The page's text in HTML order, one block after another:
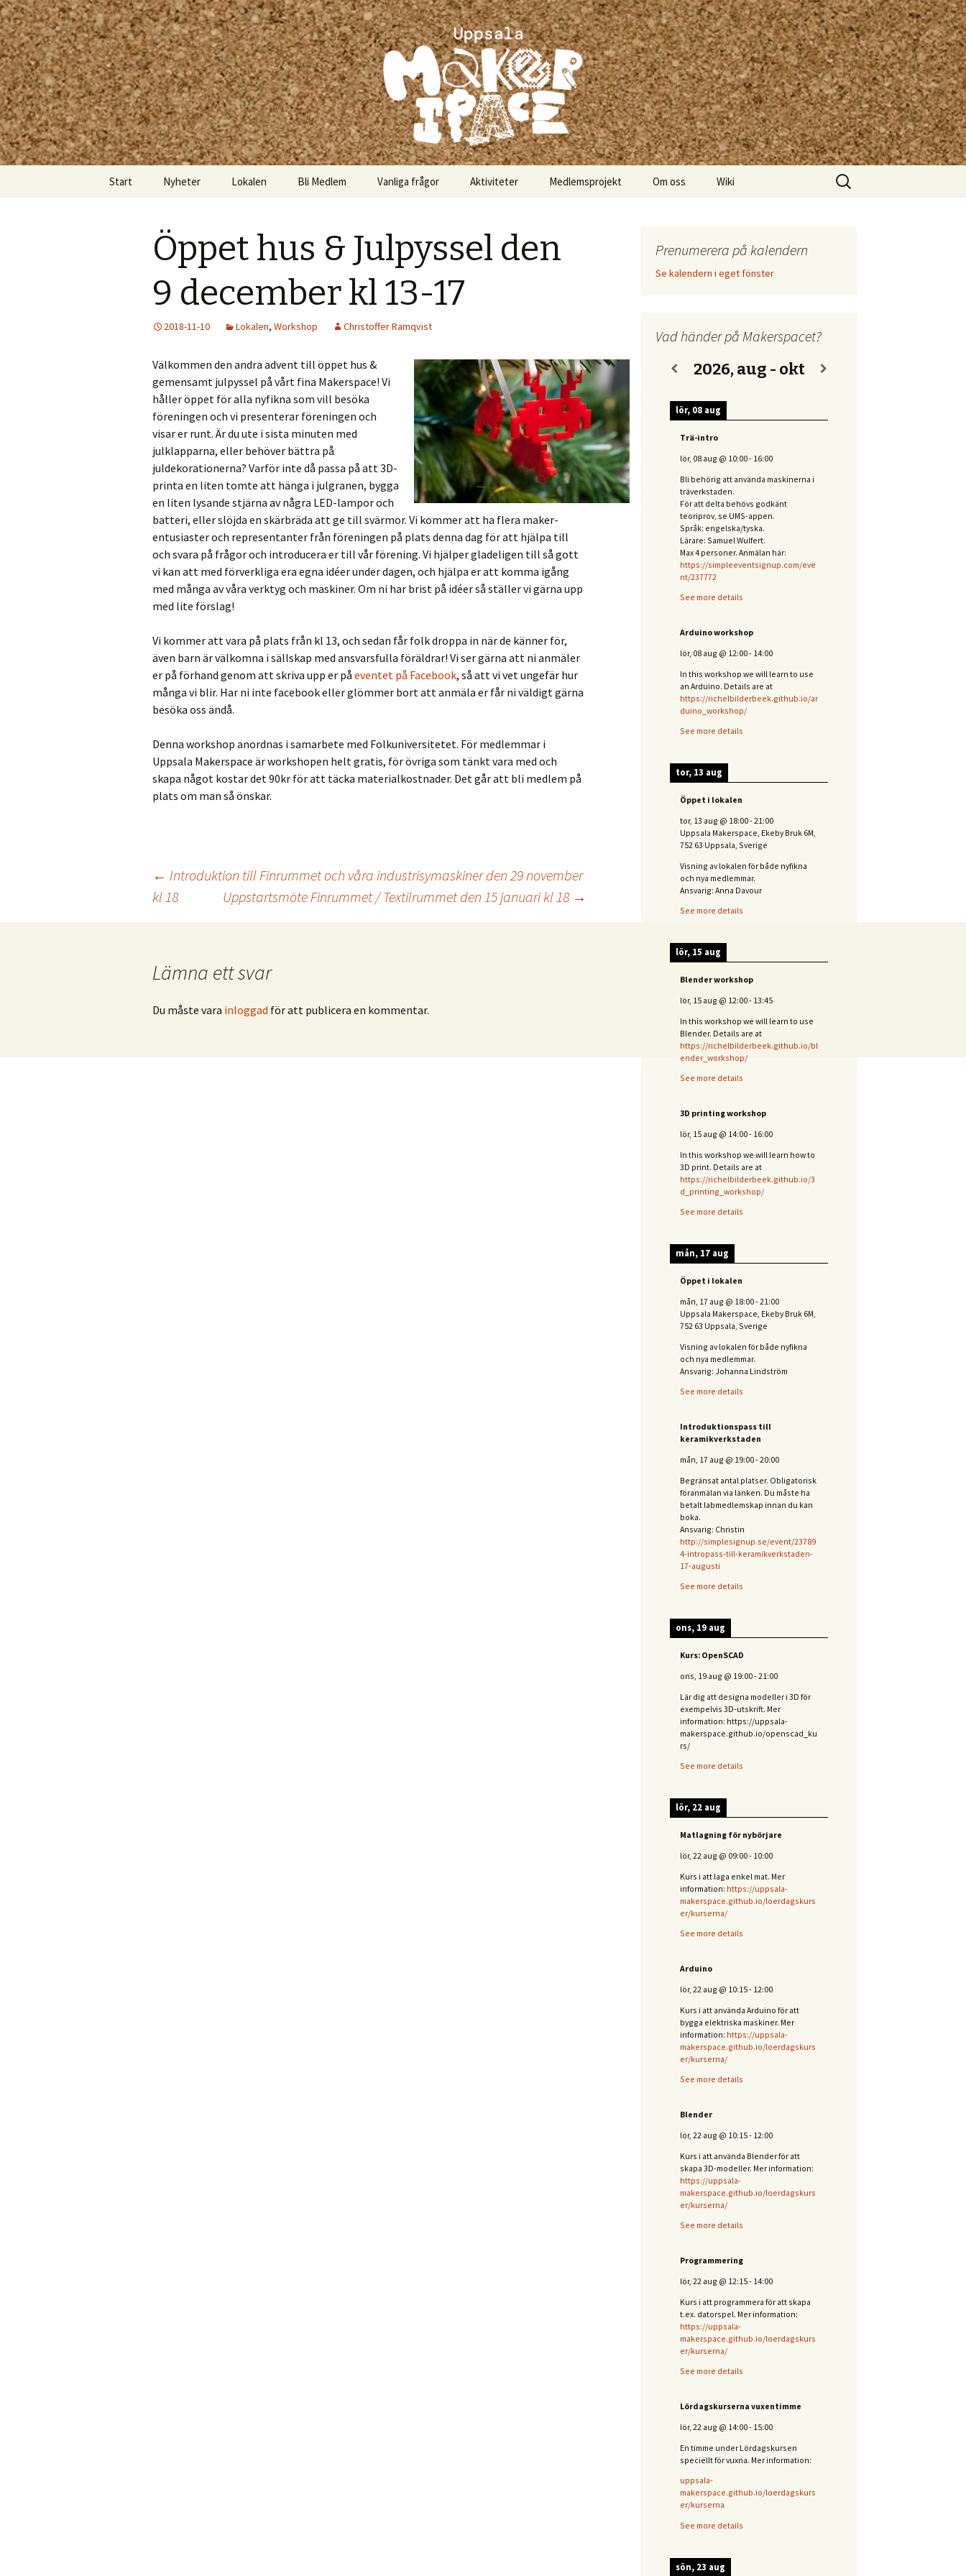
Uppsala Makerspace
Kom och skapa i Uppsala!
Start Nyheter Lokalen Bli Medlem Vanliga frågor Aktiviteter Medlemsprojekt Om oss Wiki
Sök
efter:
Öppet hus & Julpyssel den
9 december kl 13-17
2018-11-10 Lokalen, Workshop Christoffer Ramqvist
Välkommen den andra advent till öppet hus &
gemensamt julpyssel på vårt fina Makerspace! Vi
håller öppet för alla nyfikna som vill besöka
föreningen och vi presenterar föreningen och
visar er runt. Är du ute i sista minuten med
julklapparna, eller behöver bättra på
juldekorationerna? Varför inte då passa på att 3D-
printa en liten tomte att hänga i julgranen, bygga
en liten lysande stjärna av några LED-lampor och
batteri, eller slöjda en skärbräda att ge till svärmor. Vi kommer att ha flera maker-
entusiaster och representanter från föreningen på plats denna dag för att hjälpa till
och svara på frågor och introducera er till vår förening. Vi hjälper gladeligen till så gott
vi kan att med förverkliga era egna idéer under dagen, och hjälpa er att komma igång
med många av våra verktyg och maskiner. Om ni har brist på idéer så ställer vi gärna upp
med lite förslag!
Vi kommer att vara på plats från kl 13, och sedan får folk droppa in när de känner för,
även barn är välkomna i sällskap med ansvarsfulla föräldrar! Vi ser gärna att ni anmäler
er på förhand genom att skriva upp er på eventet på Facebook, så att vi vet ungefär hur
många vi blir. Har ni inte facebook eller glömmer bort att anmäla er får ni väldigt gärna
besöka oss ändå.
Denna workshop anordnas i samarbete med Folkuniversitetet. För medlemmar i
Uppsala Makerspace är workshopen helt gratis, för övriga som tänkt vara med och
skapa något kostar det 90kr för att täcka materialkostnader. Det går att bli medlem på
plats om man så önskar.
Inläggsnavigering
← Introduktion till Finrummet och våra industrisymaskiner den 29 november
kl 18
Uppstartsmöte Finrummet / Textilrummet den 15 januari kl 18 →
Lämna ett svar
Du måste vara inloggad för att publicera en kommentar.
Prenumerera på kalendern
Se kalendern i eget fönster
Vad händer på Makerspacet?
2026, aug - okt
lör, 08 aug
Trä-intro
lör, 08 aug @ 10:00- 16:00
Bli behörig att använda maskinerna i
träverkstaden.
För att delta behövs godkänt
teoriprov, se UMS-appen.
Språk: engelska/tyska.
Lärare: Samuel Wulfert.
Max 4 personer. Anmälan här:
https://simpleeventsignup.com/eve
nt/237772
See more details
Arduino workshop
lör, 08 aug @ 12:00- 14:00
In this workshop we will learn to use
an Arduino. Details are at
https://richelbilderbeek.github.io/ar
duino_workshop/
See more details
tor, 13 aug
Öppet i lokalen
tor, 13 aug @ 18:00-21:00
Uppsala Makerspace, Ekeby Bruk 6M,
752 63 Uppsala, Sverige
Visning av lokalen för både nyfikna
och nya medlemmar.
Ansvarig: Anna Davour
See more details
lör, 15 aug
Blender workshop
lör, 15 aug @ 12:00- 13:45
In this workshop we will learn to use
Blender. Details are at
https://richelbilderbeek.github.io/bl
ender_workshop/
See more details
3D printing workshop
lör, 15 aug @ 14:00- 16:00
In this workshop we will learn how to
3D print. Details are at
https://richelbilderbeek.github.io/3
d_printing_workshop/
See more details
mån, 17 aug
Öppet i lokalen
mån, 17 aug @ 18:00-21:00
Uppsala Makerspace, Ekeby Bruk 6M,
752 63 Uppsala, Sverige
Visning av lokalen för både nyfikna
och nya medlemmar.
Ansvarig: Johanna Lindström
See more details
Introduktionspass till
keramikverkstaden
mån, 17 aug @ 19:00-20:00
Begränsat antal platser. Obligatorisk
föranmälan via länken. Du måste ha
betalt labmedlemskap innan du kan
boka.
Ansvarig: Christin
http://simplesignup.se/event/23789
4-intropass-till-keramikverkstaden-
17-augusti
See more details
ons, 19 aug
Kurs: OpenSCAD
ons, 19 aug @ 19:00-21:00
Lär dig att designa modeller i 3D för
exempelvis 3D-utskrift. Mer
information: https://uppsala-
makerspace.github.io/openscad_ku
rs/
See more details
lör, 22 aug
Matlagning för nybörjare
lör, 22 aug @ 09:00- 10:00
Kurs i att laga enkel mat. Mer
information: https://uppsala-
makerspace.github.io/loerdagskurs
er/kurserna/
See more details
Arduino
lör, 22 aug @ 10:15- 12:00
Kurs i att använda Arduino för att
bygga elektriska maskiner. Mer
information: https://uppsala-
makerspace.github.io/loerdagskurs
er/kurserna/
See more details
Blender
lör, 22 aug @ 10:15- 12:00
Kurs i att använda Blender för att
skapa 3D-modeller. Mer information:
https://uppsala-
makerspace.github.io/loerdagskurs
er/kurserna/
See more details
Programmering
lör, 22 aug @ 12:15- 14:00
Kurs i att programmera för att skapa
t.ex. datorspel. Mer information:
https://uppsala-
makerspace.github.io/loerdagskurs
er/kurserna/
See more details
Lördagskurserna vuxentimme
lör, 22 aug @ 14:00- 15:00
En timme under Lördagskursen
speciellt för vuxna. Mer information:
uppsala-
makerspace.github.io/loerdagskurs
er/kurserna
See more details
sön, 23 aug